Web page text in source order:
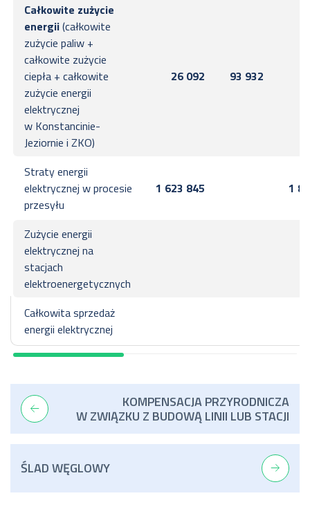
Całkowite zużycie
energii(całkowite
zużycie paliw +
całkowite zużycie
ciepła + całkowite
zużycie energii
elektrycznej
w Konstancinie-
Jeziornie i ZKO)
26 092 93 932
Straty energii
elektrycznej w procesie
przesyłu
1 623 845 1
Zużycie energii
elektrycznej na
stacjach
elektroenergetycznych
Całkowita sprzedaż
energii elektrycznej
KOMPENSACJA PRZYRODNICZA
W ZWIĄZKU Z BUDOWĄ LINII LUB STACJI
ŚLAD WĘGLOWY